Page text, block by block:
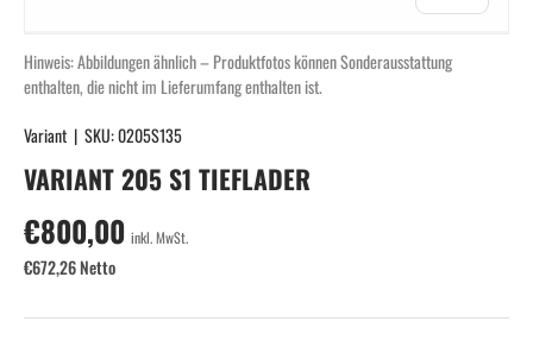
Hinweis: Abbildungen ähnlich – Produktfotos können Sonderausstattung
enthalten, die nicht im Lieferumfang enthalten ist.
Variant | SKU:0205S135
VARIANT 205 S1 TIEFLADER
Normaler Preis
€800,00 inkl. MwSt.
€672,26 Netto